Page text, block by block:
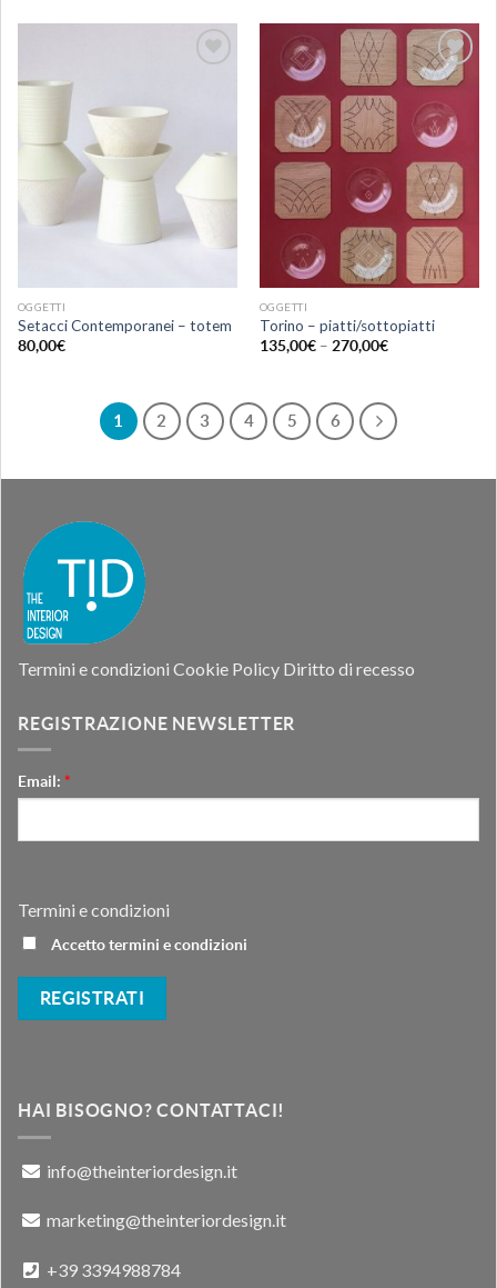
OGGETTI
Setacci Contemporanei – totem
80,00€
Aggiungi
dei
desideri
OGGETTI
Torino – piatti/sottopiatti
135,00€– 270,00€
1 2 3 4 5 6
Termini e condizioni Cookie Policy Diritto di recesso
REGISTRAZIONE NEWSLETTER
Email: *
Termini e condizioni
Accetto termini e condizioni
HAI BISOGNO? CONTATTACI!
info@theinteriordesign.it
marketing@theinteriordesign.it
+39 3394988784